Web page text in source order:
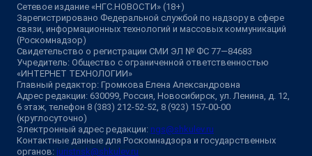
Сетевое издание «НГС.НОВОСТИ» (18+)
Зарегистрировано Федеральной службой по надзору в сфере
связи, информационных технологий и массовых коммуникаций
(Роскомнадзор)
Свидетельство о регистрации СМИ ЭЛ № ФС 77—84683
Учредитель: Общество с ограниченной ответственностью
«ИНТЕРНЕТ ТЕХНОЛОГИИ»
Главный редактор: Громкова Елена Александровна
Адрес редакции: 630099, Россия, Новосибирск, ул. Ленина, д. 12,
6 этаж, телефон 8 (383) 212-52-52, 8 (923) 157-00-00
(круглосуточно)
Электронный адрес редакции: ngs@shkulev.ru
Контактные данные для Роскомнадзора и государственных
органов: juristnsk@shkulev.ru